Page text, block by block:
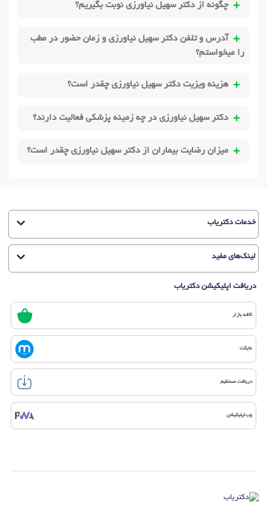
چگونه از دکتر سهیل نیاورزی نوبت بگیریم؟
آدرس و تلفن دکتر سهیل نیاورزی و زمان حضور در مطب
را میخواستم؟
هزینه ویزیت دکتر سهیل نیاورزی چقدر است؟
دکتر سهیل نیاورزی در چه زمینه پزشکی فعالیت دارند؟
میزان رضایت بیماران از دکتر سهیل نیاورزی چقدر است؟
خدمات دکتریاب
لینک‌های مفید
دریافت اپلیکیشن دکتریاب
کافه بازار
مایکت
دریافت مستقیم
وب‌اپلیکیشن